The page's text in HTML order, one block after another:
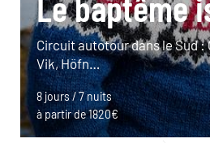
Circuit autotour dans le Sud :
Vik, Höfn…
8 jours / 7 nuits
à partir de 1820€